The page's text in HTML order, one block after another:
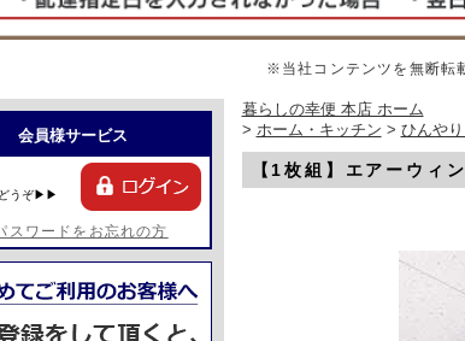
※当社コンテンツを無断転
会員様サービス
どうぞ▶▶
スワードをお忘れの方
暮らしの幸便 本店 ホーム
> ホーム・キッチン > ひんや
【1枚組】エアーウィ